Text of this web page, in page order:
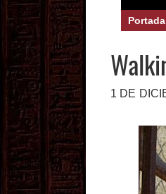
Portada
1 DE